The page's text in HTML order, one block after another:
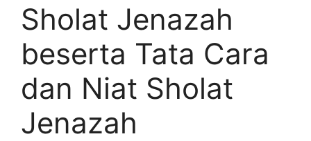
Sholat Jenazah
beserta Tata Cara
dan Niat Sholat
Jenazah